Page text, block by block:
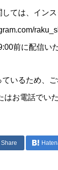
しては、イン
前に配信い
いるため、
はお電話でい
Share